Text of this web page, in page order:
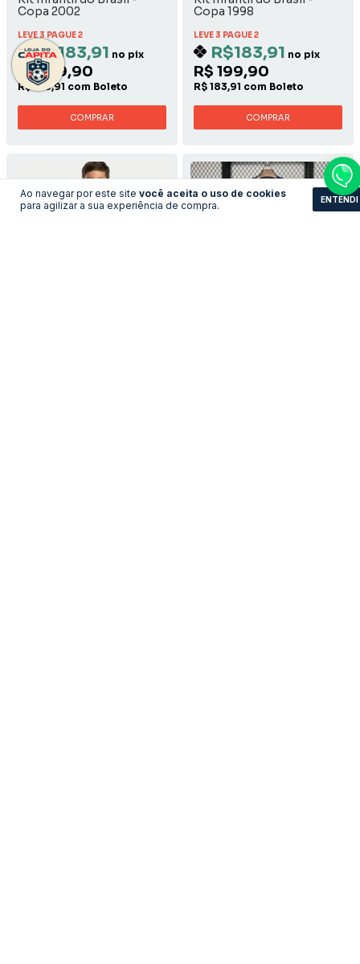
Ao navegar por este site você aceita o uso de cookies
para agilizar a sua experiência de compra.
ENTENDI
Copa 2002
LEVE 3 PAGUE 2
R$183,91 no pix
R$ 199,90
R$ 183,91 com Boleto
COMPRAR
Copa 1998
LEVE 3 PAGUE 2
R$183,91 no pix
R$ 199,90
R$ 183,91 com Boleto
COMPRAR